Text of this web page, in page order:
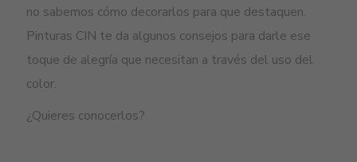
no sabemos cómo decorarlos para que destaquen.
Pinturas CIN te da algunos consejos para darle ese
toque de alegría que necesitan a través del uso del
color.
¿Quieres conocerlos?